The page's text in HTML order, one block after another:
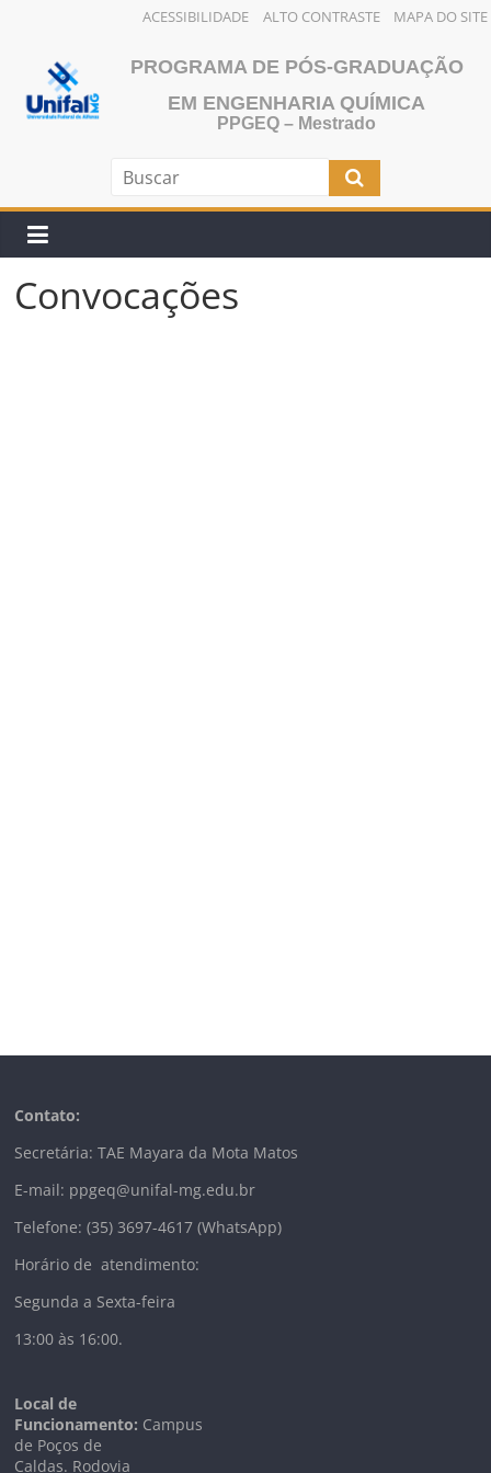
ACESSIBILIDADE ALTO CONTRASTE MAPA DO SITE
conteúdo
PROGRAMA DE PÓS-GRADUAÇÃO
EM ENGENHARIA QUÍMICA
PPGEQ – Mestrado
Convocações
Contato:
Secretária: TAE Mayara da Mota Matos
E-mail: ppgeq@unifal-mg.edu.br
Telefone: (35) 3697-4617 (WhatsApp)
Horário de atendimento:
Segunda a Sexta-feira
13:00 às 16:00.
Local de
Funcionamento: Campus
de Poços de
Caldas. Rodovia